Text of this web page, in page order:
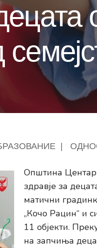
Општина Центар
здравје за
матични
„Кочо Рацин“ и
11 објекти.
на запчиња